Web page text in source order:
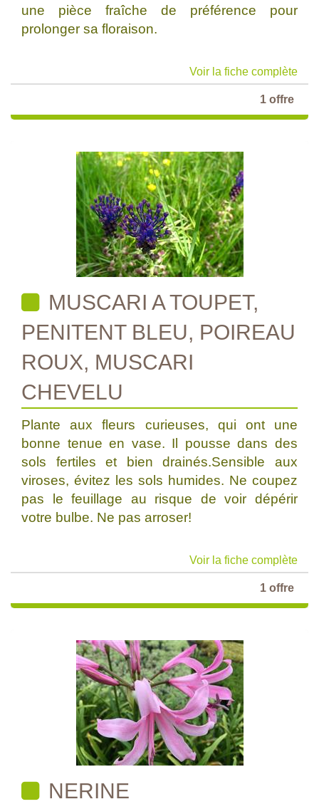
une pièce fraîche de préférence pour
prolonger sa floraison.
Voir la fiche complète
1 offre
MUSCARI A TOUPET,
PENITENT BLEU, POIREAU
ROUX, MUSCARI
CHEVELU
Plante aux fleurs curieuses, qui ont une
bonne tenue en vase. Il pousse dans des
sols fertiles et bien drainés.Sensible aux
viroses, évitez les sols humides. Ne coupez
pas le feuillage au risque de voir dépérir
votre bulbe. Ne pas arroser!
Voir la fiche complète
1 offre
NERINE